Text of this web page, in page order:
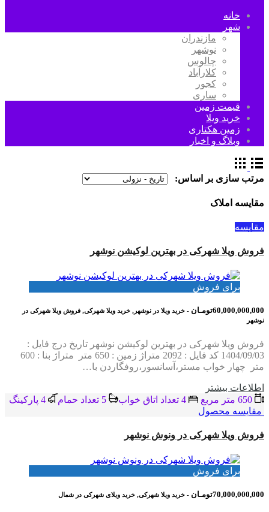
خانه
شهر
مازندران
نوشهر
چالوس
کلارآباد
کجور
ساری
قیمت زمین
خرید ویلا
زمین هکتاری
وبلاگ و اخبار
مرتب سازی بر اساس:
مقایسه املاک
مقایسه
فروش ویلا شهرکی در بهترین لوکیشن نوشهر
برای فروش
60,000,000,000تومـان
- خرید ویلا در نوشهر, خرید ویلا شهرکی, فروش ویلا شهرکی در
نوشهر
فروش ویلا شهرکی در بهترین لوکیشن نوشهر تاریخ درج فایل :
1404/09/03 کد فایل : 2092 متراژ زمین : 650 متر متراژ بنا : 600
متر چهار خواب مستر،آسانسور،روفگاردن با…
اطلاعات بيشتر
مقایسه محصول
فروش ویلا شهرکی در ونوش نوشهر
برای فروش
70,000,000,000تومـان - خرید ویلا شهرکی, خرید ویلای شهرکی در شمال